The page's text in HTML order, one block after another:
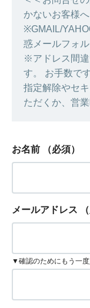
かないお客様へ
※GMAIL/
惑メールフォ
※アドレス間違
す。 お手数で
指定解除やセ
ただくか、営
お名前 （必須）
メールアドレス
▼確認のためにもう一度